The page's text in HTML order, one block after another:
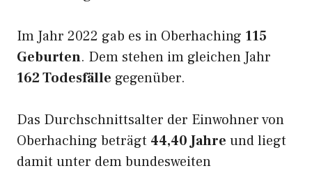
Im Jahr 2022 gab es in Oberhaching 115
Geburten. Dem stehen im gleichen Jahr
162 Todesfälle gegenüber.
Das Durchschnittsalter der Einwohner von
Oberhaching beträgt 44,40 Jahre und liegt
damit unter dem bundesweiten